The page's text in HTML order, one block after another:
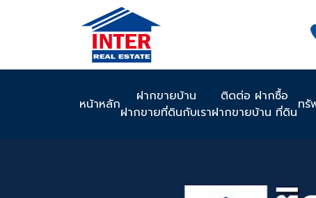
หน้าหลัก
ฝากขายบ้าน
ฝากขายที่ดินกับเรา
ติดต่อ ฝากซื้อ
ฝากขายบ้าน ที่ดินทรั